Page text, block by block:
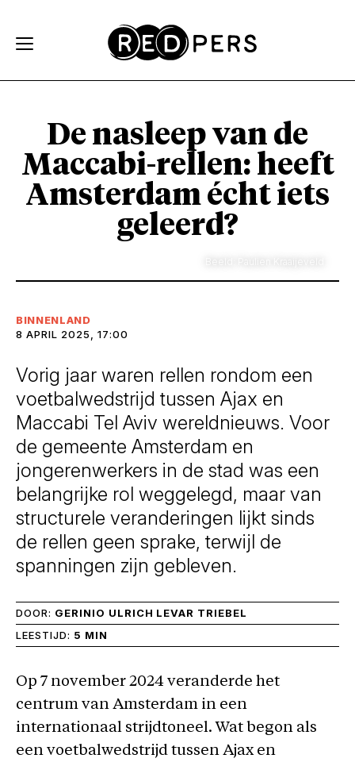
De nasleep van de
Maccabi-rellen: heeft
Amsterdam écht iets
geleerd?
BINNENLAND
8 APRIL 2025, 17:00
Vorig jaar waren rellen rondom een
voetbalwedstrijd tussen Ajax en
Maccabi Tel Aviv wereldnieuws. Voor
de gemeente Amsterdam en
jongerenwerkers in de stad was een
belangrijke rol weggelegd, maar van
structurele veranderingen lijkt sinds
de rellen geen sprake, terwijl de
spanningen zijn gebleven.
DOOR: GERINIO ULRICH LEVAR TRIEBEL
LEESTIJD: 5 MIN
Op 7 november 2024 veranderde het
centrum van Amsterdam in een
internationaal strijdtoneel. Wat begon als
een voetbalwedstrijd tussen Ajax en